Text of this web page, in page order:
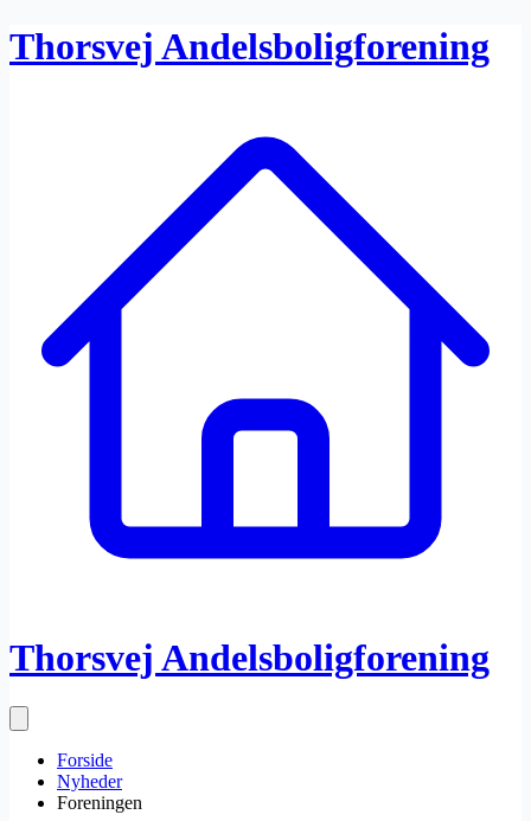
Thorsvej Andelsboligforening
Thorsvej Andelsboligforening
Forside
Nyheder
Foreningen